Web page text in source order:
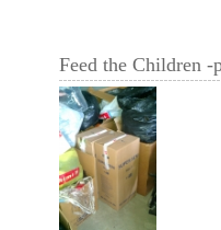
Feed the Children -